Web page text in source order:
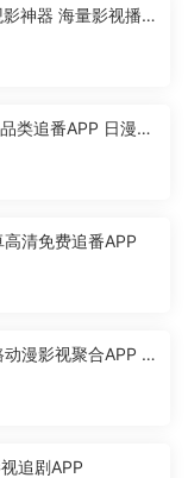
神器 海量影视播放
类追番APP 日漫国
清免费追番APP
漫影视聚合APP 免
追剧APP